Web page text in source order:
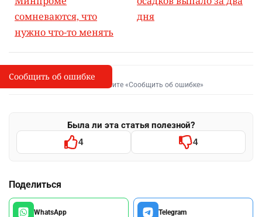
сомневаются, что
нужно что-то менять
дня
I
Сообщить об опечатке
Выделите фрагмент и нажмите «Сообщить об ошибке»
Была ли эта статья полезной?
4 4
Поделиться
WhatsApp Telegram
Сообщить об ошибке